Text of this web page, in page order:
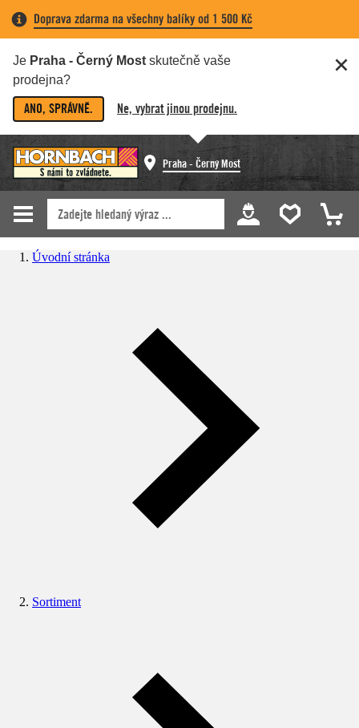
Doprava zdarma na všechny balíky od 1 500 Kč
Je Praha - Černý Most skutečně vaše
prodejna?
ANO, SPRÁVNĚ. Ne, vybrat jinou prodejnu.
Praha - Černý Most
Úvodní stránka
Sortiment